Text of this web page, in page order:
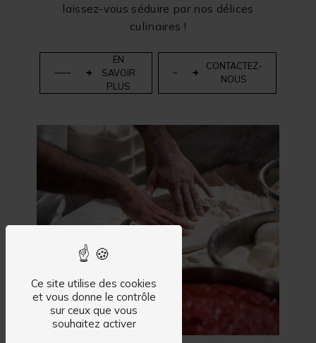
laissez-vous séduire par nos délices
culinaires !
EN
SAVOIR
PLUS
CONTACTEZ-
NOUS
Ce site utilise des cookies
et vous donne le contrôle
sur ceux que vous
souhaitez activer